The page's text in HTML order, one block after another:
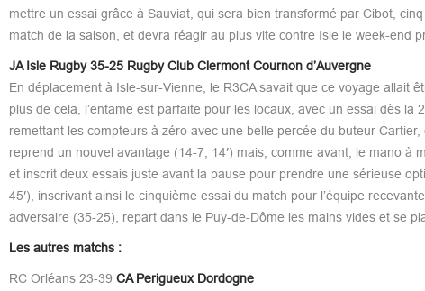
mettre un essai grâce à Sauviat, qui sera bien transformé par Cibot,
match de la saison, et devra réagir au plus vite contre Isle le week-end
JA Isle Rugby 35-25 Rugby Club Clermont Cournon d’Auvergne
En déplacement à Isle-sur-Vienne, le R3CA savait que ce voyage allait
plus de cela, l’entame est parfaite pour les locaux, avec un essai dès
remettant les compteurs à zéro avec une belle percée du buteur
reprend un nouvel avantage (14-7, 14′) mais, comme avant, le mano à
et inscrit deux essais juste avant la pause pour prendre une sérieuse
45′), inscrivant ainsi le cinquième essai du match pour l’équipe
adversaire (35-25), repart dans le Puy-de-Dôme les mains vides et se
Les autres matchs :
RC Orléans 23-39 CA Perigueux Dordogne